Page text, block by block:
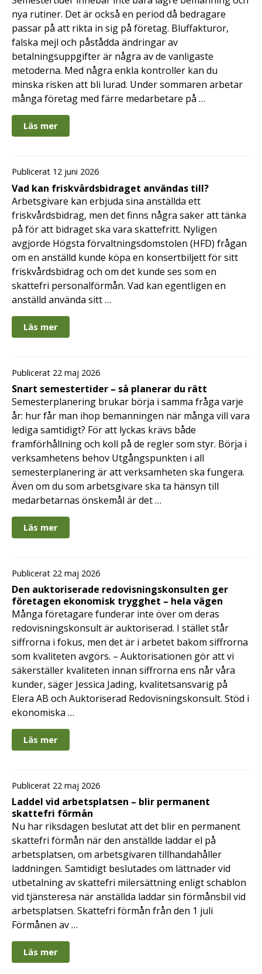
nya rutiner. Det är också en period då bedragare
passar på att rikta in sig på företag. Bluffakturor,
falska mejl och påstådda ändringar av
betalningsuppgifter är några av de vanligaste
metoderna. Med några enkla kontroller kan du
minska risken att bli lurad. Under sommaren arbetar
många företag med färre medarbetare på …
Läs mer
Publicerat 12 juni 2026
Vad kan friskvårdsbidraget användas till?
Arbetsgivare kan erbjuda sina anställda ett
friskvårdsbidrag, men det finns några saker att tänka
på för att bidraget ska vara skattefritt. Nyligen
avgjorde Högsta förvaltningsdomstolen (HFD) frågan
om en anställd kunde köpa en konsertbiljett för sitt
friskvårdsbidrag och om det kunde ses som en
skattefri personalförmån. Vad kan egentligen en
anställd använda sitt …
Läs mer
Publicerat 22 maj 2026
Snart semestertider – så planerar du rätt
Semesterplanering brukar börja i samma fråga varje
år: hur får man ihop bemanningen när många vill vara
lediga samtidigt? För att lyckas krävs både
framförhållning och koll på de regler som styr. Börja i
verksamhetens behov Utgångspunkten i all
semesterplanering är att verksamheten ska fungera.
Även om du som arbetsgivare ska ta hänsyn till
medarbetarnas önskemål är det …
Läs mer
Publicerat 22 maj 2026
Den auktoriserade redovisningskonsulten ger
företagen ekonomisk trygghet – hela vägen
Många företagare funderar inte över om deras
redovisningskonsult är auktoriserad. I stället står
siffrorna i fokus, men det är i arbetet bakom siffrorna
som kvaliteten avgörs. – Auktorisationen gör att vi
säkerställer kvaliteten innan siffrorna ens når våra
kunder, säger Jessica Jading, kvalitetsansvarig på
Elera AB och Auktoriserad Redovisningskonsult. Stöd i
ekonomiska …
Läs mer
Publicerat 22 maj 2026
Laddel vid arbetsplatsen – blir permanent
skattefri förmån
Nu har riksdagen beslutat att det blir en permanent
skattefri förmån när den anställde laddar el på
arbetsplatsen, om arbetsgivaren tillhandahåller
laddningen. Samtidigt beslutades om lättnader vid
utbetalning av skattefri milersättning enligt schablon
vid tjänsteresa när anställda laddar sin förmånsbil vid
arbetsplatsen. Skattefri förmån från den 1 juli
Förmånen av …
Läs mer